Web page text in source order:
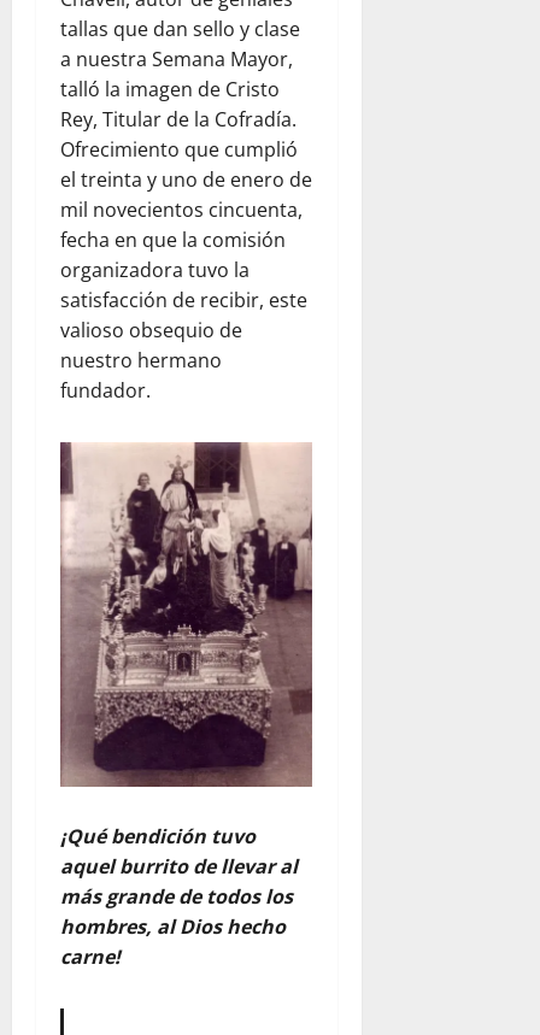
tallas que dan sello y clase
a nuestra Semana Mayor,
talló la imagen de Cristo
Rey, Titular de la Cofradía.
Ofrecimiento que cumplió
el treinta y uno de enero de
mil novecientos cincuenta,
fecha en que la comisión
organizadora tuvo la
satisfacción de recibir, este
valioso obsequio de
nuestro hermano
fundador.
¡Qué bendición tuvo
aquel burrito de llevar al
más grande de todos los
hombres, al Dios hecho
carne!